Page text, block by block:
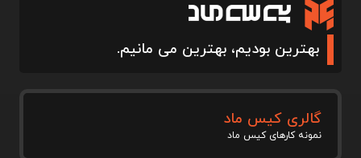
بهترین بودیم، بهترین می مانیم.
گالری کیس ماد
نمونه کارهای کیس ماد